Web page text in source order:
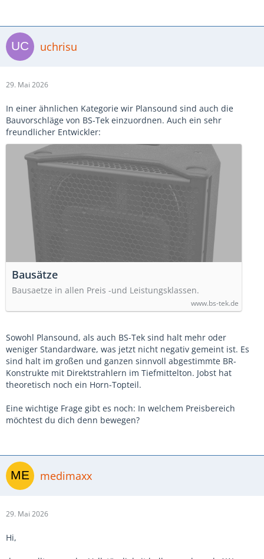
uchrisu
29. Mai 2026
In einer ähnlichen Kategorie wir Plansound sind auch die
Bauvorschläge von BS-Tek einzuordnen. Auch ein sehr
freundlicher Entwickler:
Bausätze
Bausaetze in allen Preis -und Leistungsklassen.
www.bs-tek.de
Sowohl Plansound, als auch BS-Tek sind halt mehr oder
weniger Standardware, was jetzt nicht negativ gemeint ist. Es
sind halt im großen und ganzen sinnvoll abgestimmte BR-
Konstrukte mit Direktstrahlern im Tiefmittelton. Jobst hat
theoretisch noch ein Horn-Topteil.
Eine wichtige Frage gibt es noch: In welchem Preisbereich
möchtest du dich denn bewegen?
medimaxx
29. Mai 2026
Hi,